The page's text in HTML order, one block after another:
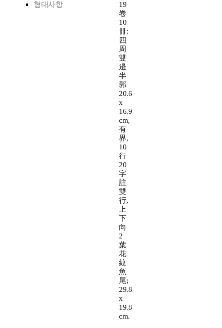
형태사항
19
卷
10
冊:
四
周
雙
邊
半
郭
20.6
x
16.9
cm,
有
界,
10
行
20
字
註
雙
行,
上
下
向
2
葉
花
紋
魚
尾;
29.8
x
19.8
cm.